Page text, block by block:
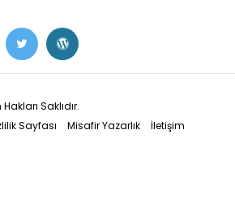
Saklıdır.
Sayfası Misafir Yazarlık İletişim